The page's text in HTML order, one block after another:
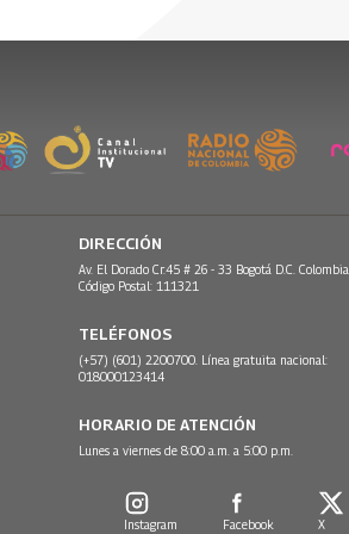
DIRECCIÓN
Av. El Dorado Cr.45 # 26 - 33 Bogotá D.C. Colombia.
Código Postal: 111321
TELÉFONOS
(+57) (601) 2200700. Línea gratuita nacional:
018000123414
HORARIO DE ATENCIÓN
Lunes a viernes de 8:00 a.m. a 5:00 p.m.
Instagram Facebook X